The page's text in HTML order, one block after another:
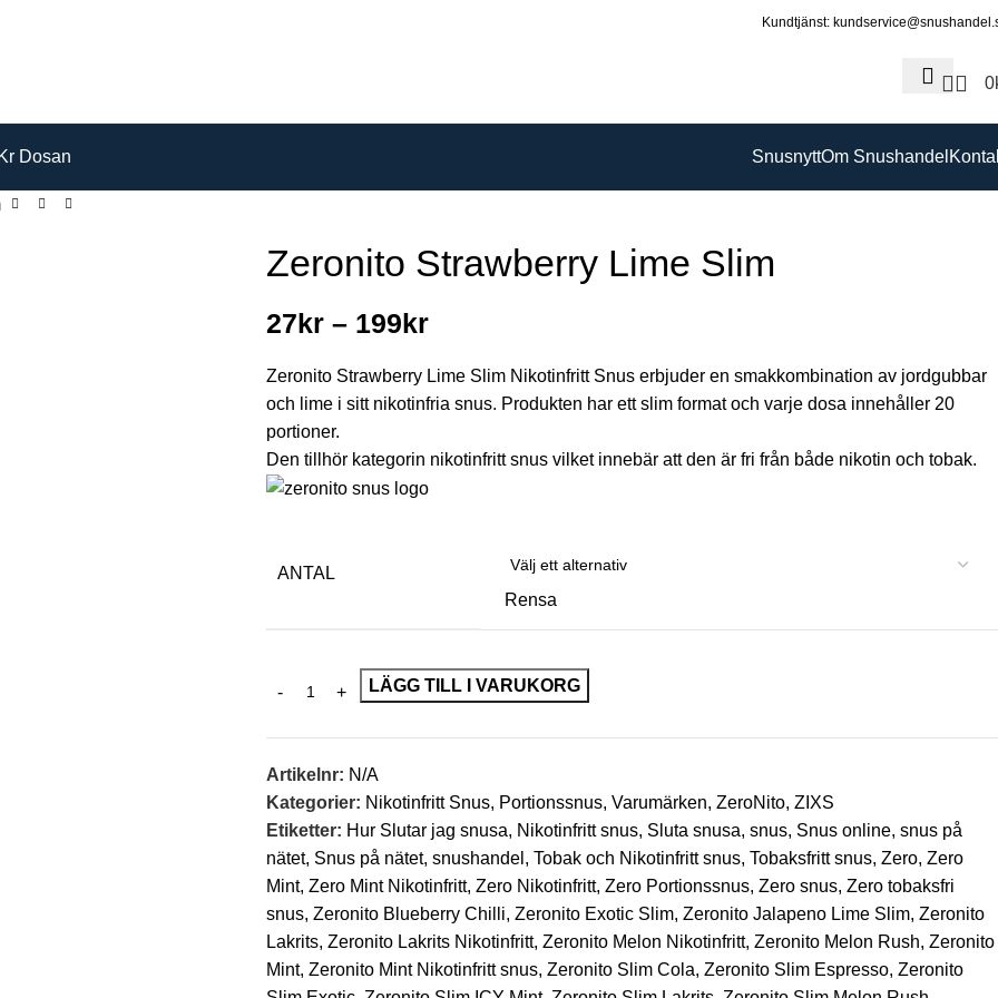
Kundtjänst:
0
Dosan SnusnyttOm Snushandel
Zeronito Strawberry Lime Slim
27 kr – 199 kr
Zeronito Strawberry Lime Slim Nikotinfritt Snus erbjuder en smakkombination av jordgubbar
och lime i sitt nikotinfria snus. Produkten har ett slim format och varje dosa innehåller 20
portioner.
Den tillhör kategorin nikotinfritt snus vilket innebär att den är fri från både nikotin och tobak.
ANTAL
Rensa
LÄGG TILL I VARUKORG
Artikelnr: N/A
Kategorier: Nikotinfritt Snus, Portionssnus, Varumärken, ZeroNito, ZIXS
Etiketter: Hur Slutar jag snusa, Nikotinfritt snus, Sluta snusa, snus, Snus online, snus på
nätet, Snus på nätet, snushandel , Tobak och Nikotinfritt snus, Tobaksfritt snus, Zero, Zero
Mint, Zero Mint Nikotinfritt, Zero Nikotinfritt, Zero Portionssnus, Zero snus, Zero tobaksfri
snus, Zeronito Blueberry Chilli, Zeronito Exotic Slim, Zeronito Jalapeno Lime Slim, Zeronito
Lakrits, Zeronito Lakrits Nikotinfritt, Zeronito Melon Nikotinfritt, Zeronito Melon Rush, Zeronito
Mint, Zeronito Mint Nikotinfritt snus, Zeronito Slim Cola, Zeronito Slim Espresso, Zeronito